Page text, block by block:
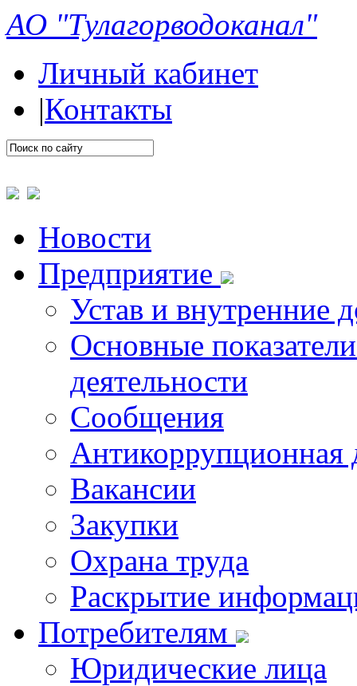
АО "Тулагорводоканал"
Личный кабинет
|Контакты
Новости
Предприятие
Устав и внутренние
Основные
деятельности
Сообщения
Антикоррупционная
Вакансии
Закупки
Охрана труда
Раскрытие
Потребителям
Юридические лица